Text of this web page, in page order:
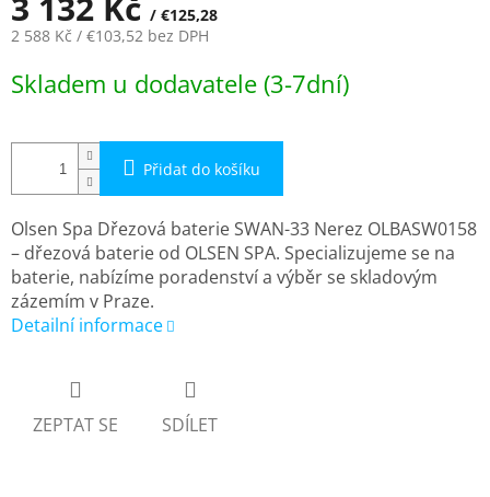
/ €125,28
2 588 Kč / €103,52 bez DPH
cena:
Skladem u dodavatele (3-7dní)
Přidat do košíku
Olsen Spa Dřezová baterie SWAN-33 Nerez OLBASW0158
– dřezová baterie od OLSEN SPA. Specializujeme se na
baterie, nabízíme poradenství a výběr se skladovým
zázemím v Praze.
Detailní informace
ZEPTAT SE SDÍLET